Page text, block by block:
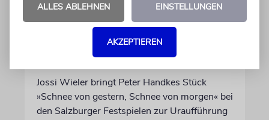
Abschied vom Ich
Jossi Wieler bringt Peter Handkes Stück
»Schnee von gestern, Schnee von morgen« bei
den Salzburger Festspielen zur Uraufführung
ALLES ABLEHNEN EINSTELLUNGEN
AKZEPTIEREN